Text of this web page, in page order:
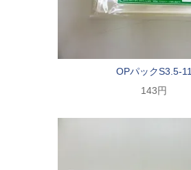
OPパックS3.5-11
143円